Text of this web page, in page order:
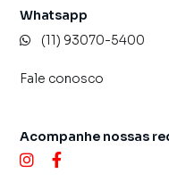
Whatsapp
(11) 93070-5400
Fale conosco
Acompanhe nossas